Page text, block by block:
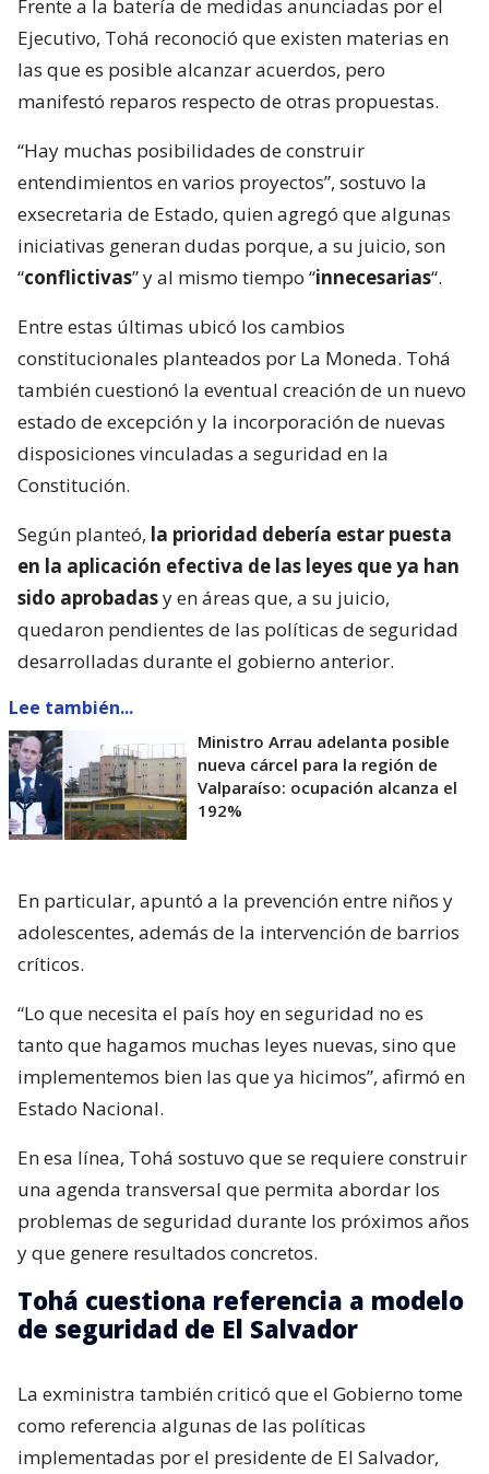
Frente a la batería de medidas anunciadas por el
Ejecutivo, Tohá reconoció que existen materias en
las que es posible alcanzar acuerdos, pero
manifestó reparos respecto de otras propuestas.
“Hay muchas posibilidades de construir
entendimientos en varios proyectos”, sostuvo la
exsecretaria de Estado, quien agregó que algunas
iniciativas generan dudas porque, a su juicio, son
“conflictivas” y al mismo tiempo “innecesarias“.
Entre estas últimas ubicó los cambios
constitucionales planteados por La Moneda. Tohá
también cuestionó la eventual creación de un nuevo
estado de excepción y la incorporación de nuevas
disposiciones vinculadas a seguridad en la
Constitución.
Según planteó, la prioridad debería estar puesta
en la aplicación efectiva de las leyes que ya han
sido aprobadasy en áreas que, a su juicio,
quedaron pendientes de las políticas de seguridad
desarrolladas durante el gobierno anterior.
Lee también...
Ministro Arrau adelanta posible
nueva cárcel para la región de
Valparaíso: ocupación alcanza el
192%
En particular, apuntó a la prevención entre niños y
adolescentes, además de la intervención de barrios
críticos.
“Lo que necesita el país hoy en seguridad no es
tanto que hagamos muchas leyes nuevas, sino que
implementemos bien las que ya hicimos”, afirmó en
Estado Nacional.
En esa línea, Tohá sostuvo que se requiere construir
una agenda transversal que permita abordar los
problemas de seguridad durante los próximos años
y que genere resultados concretos.
Tohá cuestiona referencia a modelo
de seguridad de El Salvador
La exministra también criticó que el Gobierno tome
como referencia algunas de las políticas
implementadas por el presidente de El Salvador,